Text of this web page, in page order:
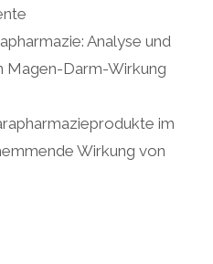
Analyse und
Magen-Darm-Wirkung
im
Wirkung von